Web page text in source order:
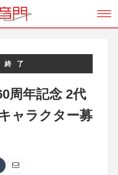
終了
周年記念 2代
ャラクター募